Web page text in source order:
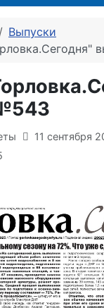
Выпуски
материале
11 сентября